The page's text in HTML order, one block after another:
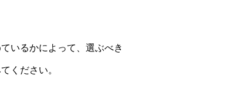
いるかによって、選ぶべき
ください。